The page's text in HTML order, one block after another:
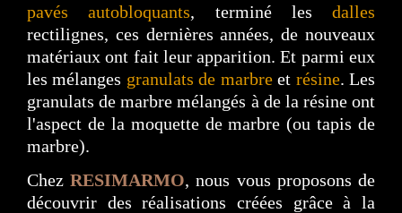
pavés autobloquants, terminé les dalles
rectilignes, ces dernières années, de nouveaux
matériaux ont fait leur apparition. Et parmi eux
les mélanges granulats de marbreet résine. Les
granulats de marbre mélangés à de la résine ont
l'aspect de la moquette de marbre (ou tapis de
marbre).
ChezRESIMARMO, nous vous proposons de
découvrir des réalisations créées grâce à la